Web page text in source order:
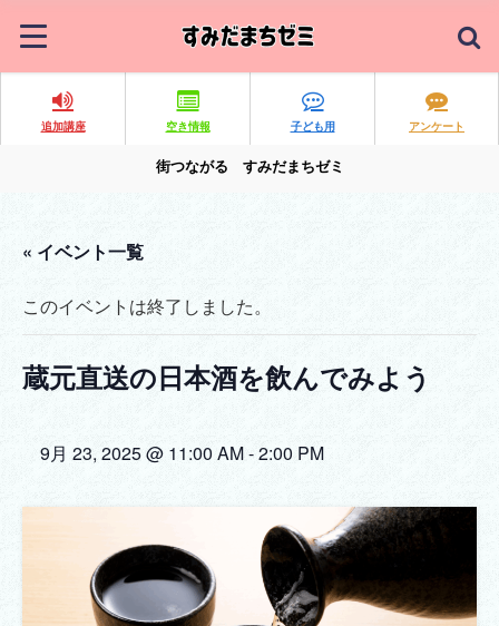
追加講座 空き情報 子ども用 アンケート
街つながる すみだまちゼミ
« イベント一覧
このイベントは終了しました。
蔵元直送の日本酒を飲んでみよう
9月 23, 2025 @ 11:00 AM-2:00 PM